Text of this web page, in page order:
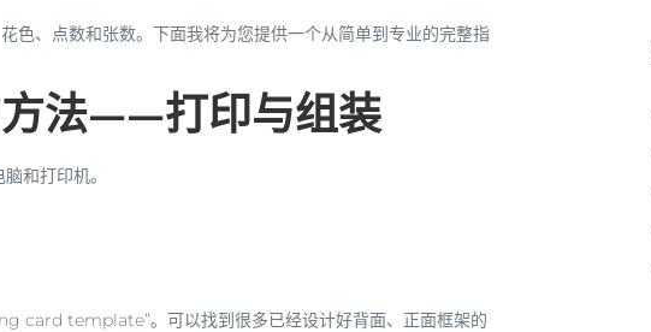
色、点数和张数。下面我将为您提供一个从简单到专业的完整指
法——打印与组装
和打印机。
card template”。可以找到很多已经设计好背面、正面框架的